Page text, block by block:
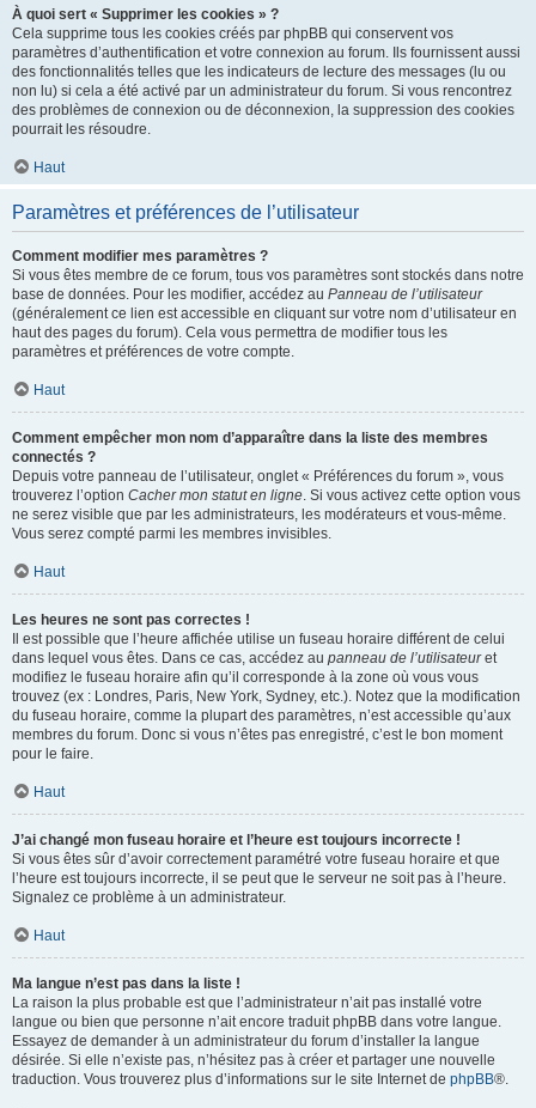
À quoi sert « Supprimer les cookies » ?
Cela supprime tous les cookies créés par phpBB qui conservent vos
paramètres d’authentification et votre connexion au forum. Ils fournissent aussi
des fonctionnalités telles que les indicateurs de lecture des messages (lu ou
non lu) si cela a été activé par un administrateur du forum. Si vous rencontrez
des problèmes de connexion ou de déconnexion, la suppression des cookies
pourrait les résoudre.
Haut
Paramètres et préférences de l’utilisateur
Comment modifier mes paramètres ?
Si vous êtes membre de ce forum, tous vos paramètres sont stockés dans notre
base de données. Pour les modifier, accédez au Panneau de l’utilisateur
(généralement ce lien est accessible en cliquant sur votre nom d’utilisateur en
haut des pages du forum). Cela vous permettra de modifier tous les
paramètres et préférences de votre compte.
Haut
Comment empêcher mon nom d’apparaître dans la liste des membres
connectés ?
Depuis votre panneau de l’utilisateur, onglet « Préférences du forum », vous
trouverez l’option Cacher mon statut en ligne. Si vous activez cette option vous
ne serez visible que par les administrateurs, les modérateurs et vous-même.
Vous serez compté parmi les membres invisibles.
Haut
Les heures ne sont pas correctes !
Il est possible que l’heure affichée utilise un fuseau horaire différent de celui
dans lequel vous êtes. Dans ce cas, accédez au panneau de l’utilisateuret
modifiez le fuseau horaire afin qu’il corresponde à la zone où vous vous
trouvez (ex : Londres, Paris, New York, Sydney, etc.). Notez que la modification
du fuseau horaire, comme la plupart des paramètres, n’est accessible qu’aux
membres du forum. Donc si vous n’êtes pas enregistré, c’est le bon moment
pour le faire.
Haut
J’ai changé mon fuseau horaire et l’heure est toujours incorrecte !
Si vous êtes sûr d’avoir correctement paramétré votre fuseau horaire et que
l’heure est toujours incorrecte, il se peut que le serveur ne soit pas à l’heure.
Signalez ce problème à un administrateur.
Haut
Ma langue n’est pas dans la liste !
La raison la plus probable est que l’administrateur n’ait pas installé votre
langue ou bien que personne n’ait encore traduit phpBB dans votre langue.
Essayez de demander à un administrateur du forum d’installer la langue
désirée. Si elle n’existe pas, n’hésitez pas à créer et partager une nouvelle
traduction. Vous trouverez plus d’informations sur le site Internet de phpBB®.